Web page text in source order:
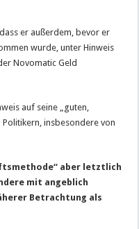
er außerdem, bevor er
wurde, unter Hinweis
Novomatic Geld
auf seine „guten,
Politikern, insbesondere von
aber letztlich
mit angeblich
Betrachtung als